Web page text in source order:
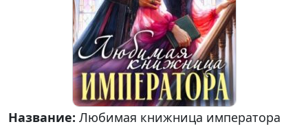
Название: Любимая книжница императора